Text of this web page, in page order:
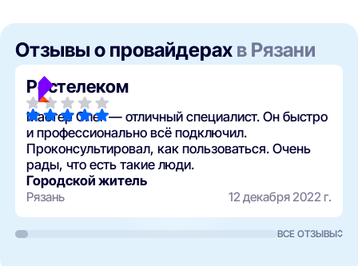
Отзывы о провайдерах в Рязани
Ростелеком
Мастер Олег — отличный специалист. Он быстро
и профессионально всё подключил.
Проконсультировал, как пользоваться. Очень
рады, что есть такие люди.
Городской житель
Рязань 12 декабря 2022 г.
ВСЕ ОТЗЫВЫ